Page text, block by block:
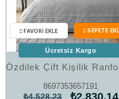
8697353657191
₺2.830,14
₺4.528,23
Ücretsiz Kargo